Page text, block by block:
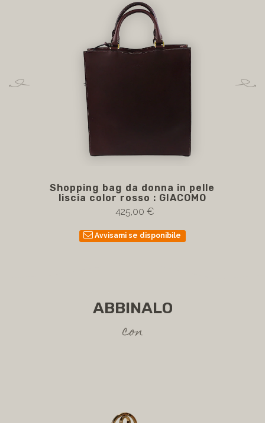
Shopping bag da donna in pelle
liscia color rosso : GIACOMO
425,00 €
Avvisami se disponibile
ABBINALO
con